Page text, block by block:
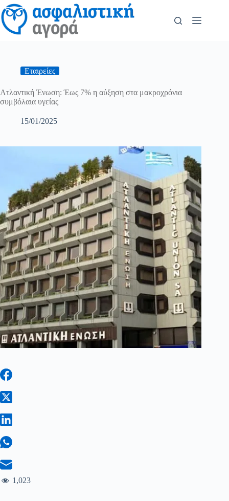
Εταιρείες
Ατλαντική Ένωση: Έως 7% η αύξηση στα μακροχρόνια
συμβόλαια υγείας
15/01/2025
1,023